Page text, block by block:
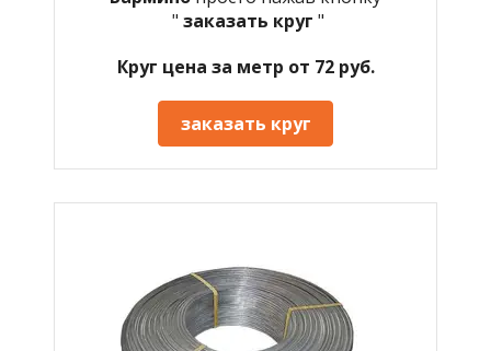
" заказать круг "
Круг цена за метр от 72 руб.
заказать круг